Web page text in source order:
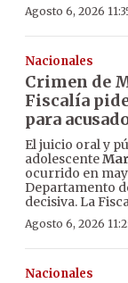
Agosto 6, 2026
Nacionales
Crimen de
Fiscalía
para
El juicio oral y
adolescente
ocurrido en
Departamento
decisiva. La
Agosto 6, 2026
Nacionales